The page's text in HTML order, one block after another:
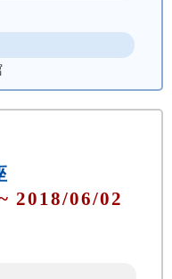
2018/06/02